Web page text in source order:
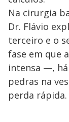
Na cirurgia
Dr. Flávio
terceiro e o
fase em que
intensa —,
pedras na
perda rápida.